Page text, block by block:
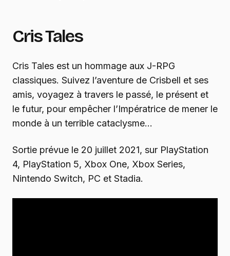
Cris Tales
Cris Tales est un hommage aux J-RPG
classiques. Suivez l’aventure de Crisbell et ses
amis, voyagez à travers le passé, le présent et
le futur, pour empêcher l’Impératrice de mener le
monde à un terrible cataclysme…
Sortie prévue le 20 juillet 2021, sur PlayStation
4, PlayStation 5, Xbox One, Xbox Series,
Nintendo Switch, PC et Stadia.